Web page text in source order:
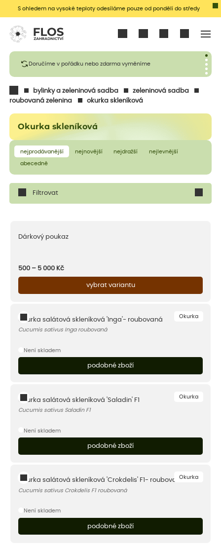
S ohledem na vysoké teploty odesíláme pouze od pondělí do středy
Doručíme v pořádku nebo zdarma vyměníme
bylinky a zeleninová sadba
zeleninová sadba
roubovaná zelenina
okurka skleníková
Okurka skleníková
nejprodávanější nejnovější nejdražší nejlevnější
abecedně
Filtrovat
Dárkový poukaz
500 – 5 000 Kč
vybrat variantu
Okurka
Okurka salátová skleníková 'Inga'- roubovaná
Cucumis sativus Inga roubovaná
Není skladem
podobné zboží
Okurka
Okurka salátová skleníková 'Saladin' F1
Cucumis sativus Saladin F1
Není skladem
podobné zboží
Okurka
Okurka salátová skleníková 'Crokdelis' F1- roubovaná
Cucumis sativus Crokdelis F1 roubovaná
Není skladem
podobné zboží